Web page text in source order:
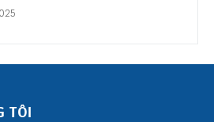
TÔI